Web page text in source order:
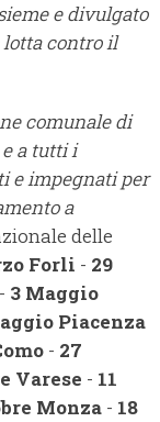
e divulgato
contro il
comunale di
a tutti i
e impegnati per
a
delle
Forli - 29
- 3 Maggio
Piacenza
- 27
Varese - 11
Monza - 18